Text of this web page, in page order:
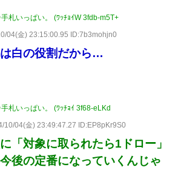
札いっぱい。 (ﾜｯﾁｮｲW 3fdb-m5T+
04(金) 23:15:00.95 ID:7b3mohjn0
白の役割だから…
札いっぱい。 (ﾜｯﾁｮｲ 3f68-eLKd
10/04(金) 23:49:47.27 ID:EP8pKr9S0
「対象に取られたら1ドロー」
後の定番になっていくんじゃ